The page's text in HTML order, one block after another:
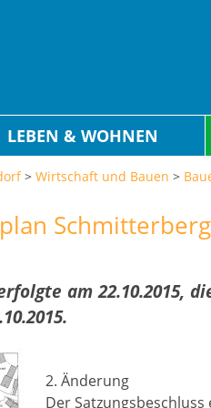
LEBEN & WOHNEN
> Wirtschaft und Bauen >
Schmitterberg
am 22.10.2015,
2. Änderung
Der